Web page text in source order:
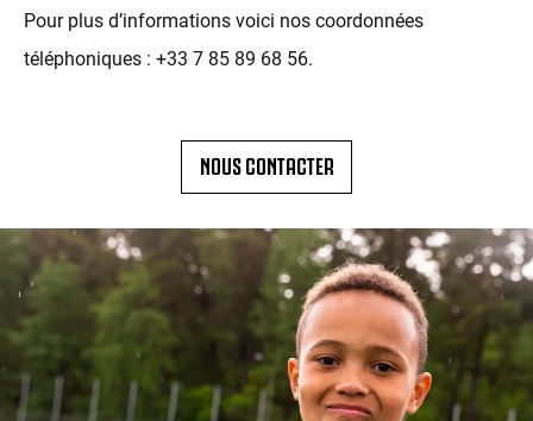
Pour plus d’informations voici nos coordonnées
téléphoniques : +33 7 85 89 68 56.
NOUS CONTACTER